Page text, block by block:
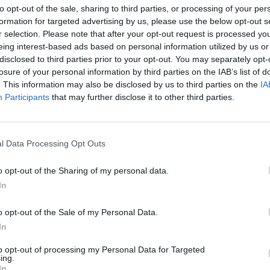
opt-out of the sale, sharing to third parties, or processing of your
for targeted advertising by us, please use the below opt-out
selection. Please note that after your opt-out request is processed
interest-based ads based on personal information utilized by us
to third parties prior to your opt-out. You may separately
of your personal information by third parties on the IAB’s list of
This information may also be disclosed by us to third parties on the
Participants that may further disclose it to other third parties.
Data Processing Opt Outs
opt-out of the Sharing of my personal data.
opt-out of the Sale of my Personal Data.
opt-out of processing my Personal Data for Targeted
por el Consejo Social reunido el 28 de abril de
individual, de complementos retributivos al personal
y 69.3 de la Ley 6/2001, de 21 de diciembre, de
como consecuencia de la resolución adoptada por la
y Acreditación Universitaria que modifica la
efectos económicos serán los establecidos en el decreto
de las universidades canarias resultando
homólogos a los establecidos en el año 1999.No
marco normativo estatal sobre retribuciones del
de las percepciones salariales de los mismos que
las universidades canarias permitirá interrumpir el pago
por el Consejo Social reunido el 28 de abril de
individual, de complementos retributivos al personal
y 69.3 de la Ley 6/2001, de 21 de diciembre, de
Las Palmas de Gran Canaria en el procedimiento nº399/
por la Agencia Canaria de Evaluación de la Calidad y